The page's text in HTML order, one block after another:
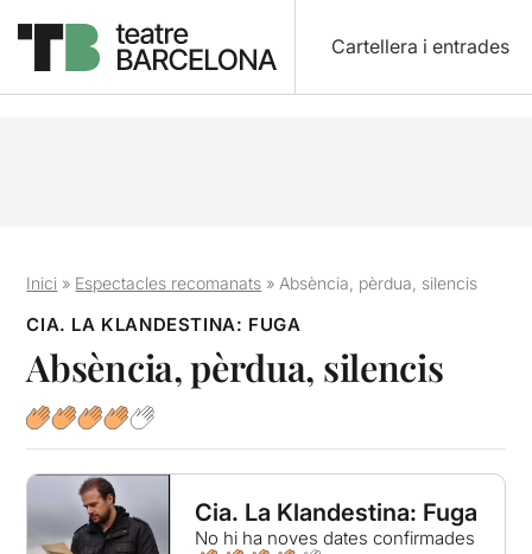
Cartellera i entrades
Inici » Espectacles recomanats » Absència, pèrdua, silencis
CIA. LA KLANDESTINA: FUGA
Absència, pèrdua, silencis
Cia. La Klandestina: Fuga
No hi ha noves dates confirmades